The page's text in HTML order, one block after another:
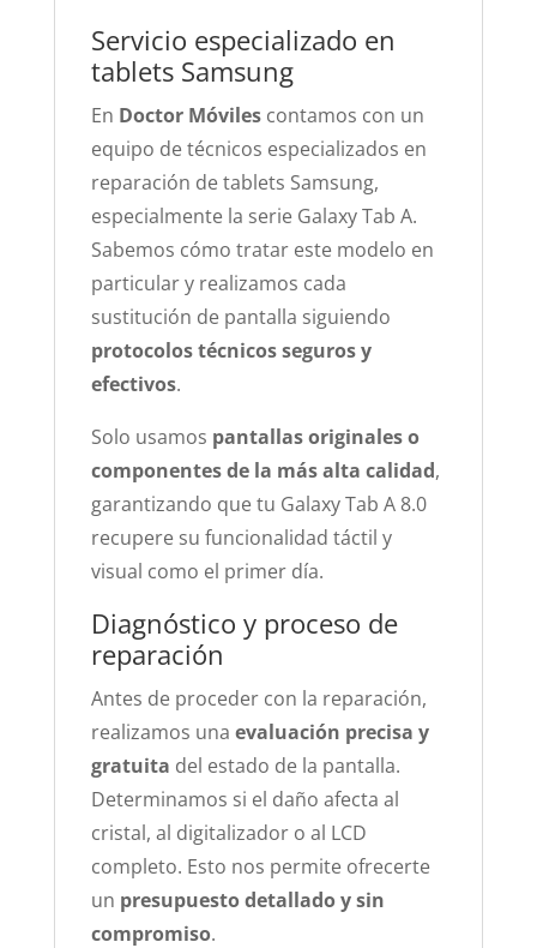
Servicio especializado en
tablets Samsung
En Doctor Móvilescontamos con un
equipo de técnicos especializados en
reparación de tablets Samsung,
especialmente la serie Galaxy Tab A.
Sabemos cómo tratar este modelo en
particular y realizamos cada
sustitución de pantalla siguiendo
protocolos técnicos seguros y
efectivos.
Solo usamos pantallas originales o
componentes de la más alta calidad,
garantizando que tu Galaxy Tab A 8.0
recupere su funcionalidad táctil y
visual como el primer día.
Diagnóstico y proceso de
reparación
Antes de proceder con la reparación,
realizamos una evaluación precisa y
gratuita del estado de la pantalla.
Determinamos si el daño afecta al
cristal, al digitalizador o al LCD
completo. Esto nos permite ofrecerte
un presupuesto detallado y sin
compromiso.